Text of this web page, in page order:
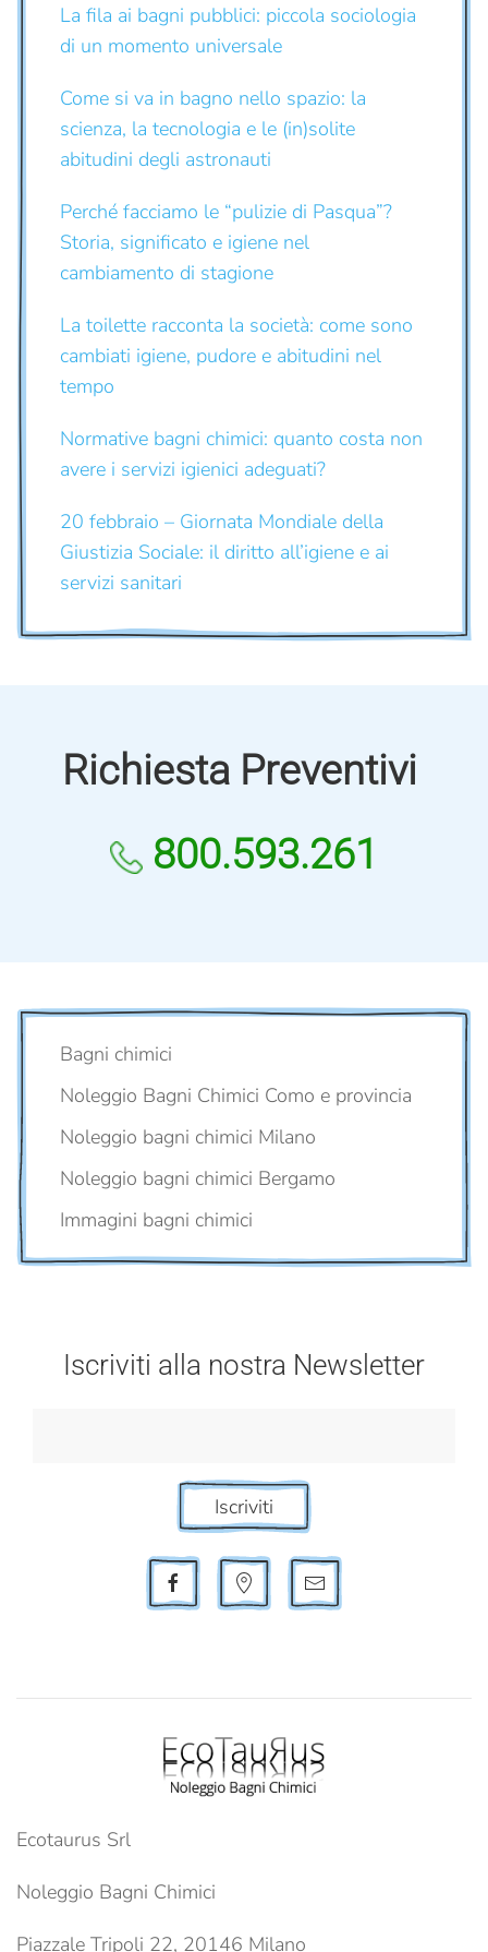
La fila ai bagni pubblici: piccola sociologia
di un momento universale
Come si va in bagno nello spazio: la
scienza, la tecnologia e le (in)solite
abitudini degli astronauti
Perché facciamo le “pulizie di Pasqua”?
Storia, significato e igiene nel
cambiamento di stagione
La toilette racconta la società: come sono
cambiati igiene, pudore e abitudini nel
tempo
Normative bagni chimici: quanto costa non
avere i servizi igienici adeguati?
20 febbraio – Giornata Mondiale della
Giustizia Sociale: il diritto all’igiene e ai
servizi sanitari
Richiesta Preventivi
800.593.261
Bagni chimici
Noleggio Bagni Chimici Como e provincia
Noleggio bagni chimici Milano
Noleggio bagni chimici Bergamo
Immagini bagni chimici
Iscriviti alla nostra Newsletter
Iscriviti
Ecotaurus Srl
Noleggio Bagni Chimici
Piazzale Tripoli 22, 20146 Milano